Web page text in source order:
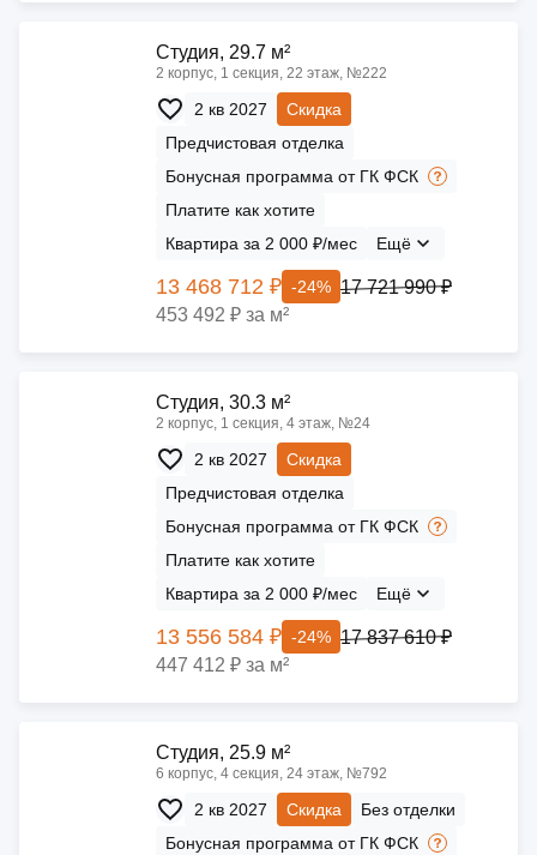
Cтудия, 29.7 м²
2 корпус, 1 секция, 22 этаж, №222
2 кв 2027
Скидка
Предчистовая отделка
Бонусная программа от ГК ФСК
Платите как хотите
Квартира за 2 000 ₽/мес
Ещё
13 468 712 ₽ -24% 17 721 990 ₽
453 492 ₽ за м²
Cтудия, 30.3 м²
2 корпус, 1 секция, 4 этаж, №24
2 кв 2027
Скидка
Предчистовая отделка
Бонусная программа от ГК ФСК
Платите как хотите
Квартира за 2 000 ₽/мес
Ещё
13 556 584 ₽ -24% 17 837 610 ₽
447 412 ₽ за м²
Cтудия, 25.9 м²
6 корпус, 4 секция, 24 этаж, №792
2 кв 2027 Скидка
Без отделки
Бонусная программа от ГК ФСК